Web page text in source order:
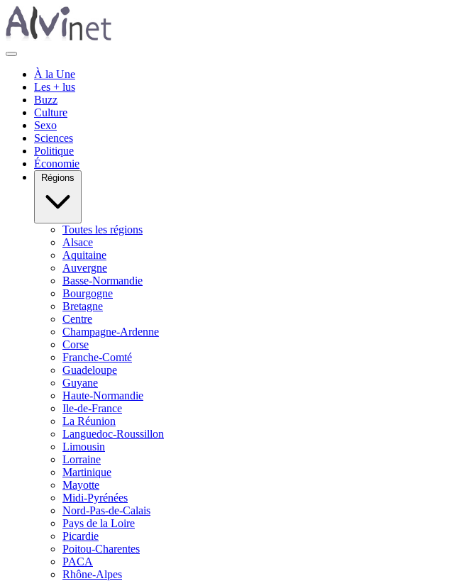
À la Une
Les + lus
Buzz
Culture
Sexo
Sciences
Politique
Économie
Régions
Toutes les régions
Alsace
Aquitaine
Auvergne
Basse-Normandie
Bourgogne
Bretagne
Centre
Champagne-Ardenne
Corse
Franche-Comté
Guadeloupe
Guyane
Haute-Normandie
Ile-de-France
La Réunion
Languedoc-Roussillon
Limousin
Lorraine
Martinique
Mayotte
Midi-Pyrénées
Nord-Pas-de-Calais
Pays de la Loire
Picardie
Poitou-Charentes
PACA
Rhône-Alpes